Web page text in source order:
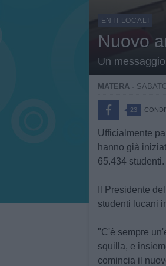
ENTI LOCALI
Nuovo
Un
MATERA -
23
Ufficialmente
hanno già
65.434
Il Presidente
studenti lucani
"C'è sempre
squilla, e
comincia il